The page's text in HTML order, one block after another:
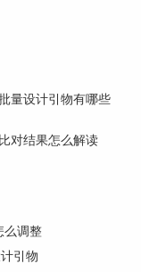
物设计、验
接测序）的准
量设计引物有哪些
对结果怎么解读
么调整
引物